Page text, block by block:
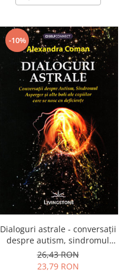
-10%
Dialoguri astrale - conversaţii
despre autism, sindromul
Asperger şi alte boli ale
copiilor care se nasc cu
26,43 RON
23,79 RON